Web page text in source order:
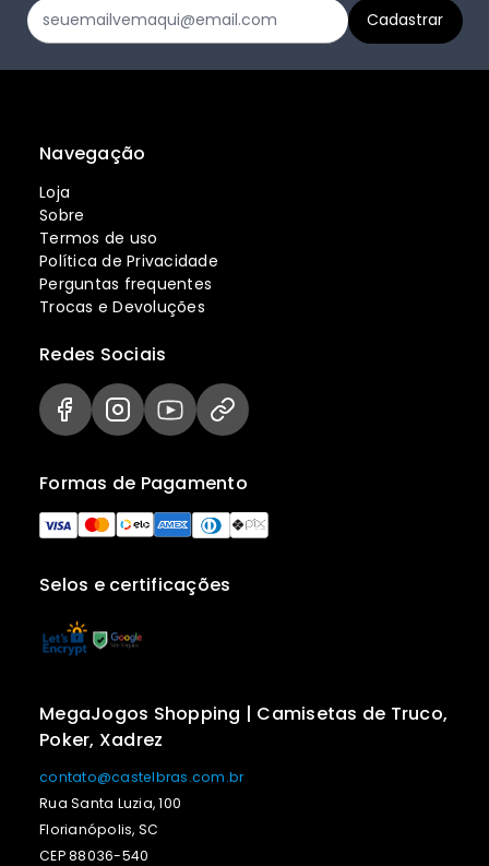
Navegação
Loja
Sobre
Termos de uso
Política de Privacidade
Perguntas frequentes
Trocas e Devoluções
Selos e certificações
Formas de Pagamento
Redes Sociais
MegaJogos Shopping | Camisetas de Truco,
Poker, Xadrez
contato@castelbras.com.br
Rua Santa Luzia, 100
Florianópolis, SC
CEP 88036-540